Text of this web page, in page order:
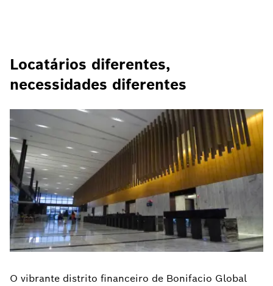
Locatários diferentes,
necessidades diferentes
O vibrante distrito financeiro de Bonifacio Global